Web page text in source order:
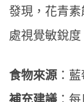
發現，花青
處視覺敏銳度
食物來源 ：